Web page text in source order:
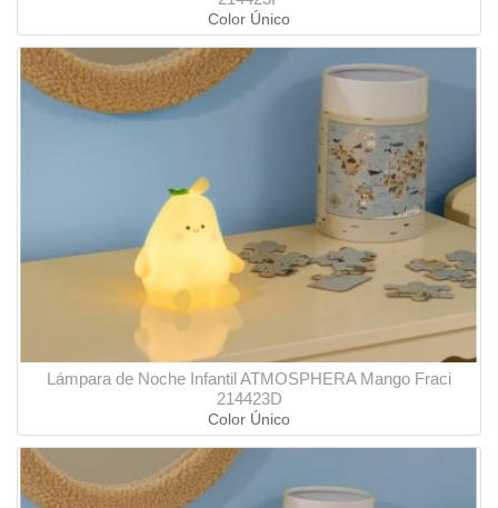
Color Único
Lámpara de Noche Infantil ATMOSPHERA Mango Fraci
214423D
Color Único